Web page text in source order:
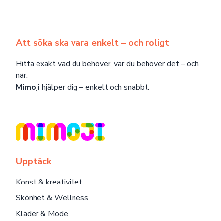
Att söka ska vara enkelt – och roligt
Hitta exakt vad du behöver, var du behöver det – och
när.
Mimoji hjälper dig – enkelt och snabbt.
Upptäck
Konst & kreativitet
Skönhet & Wellness
Kläder & Mode